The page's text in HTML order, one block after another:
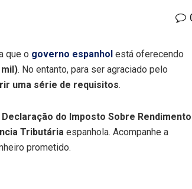
que o governo espanhol está oferecendo
. No entanto, para ser agraciado pelo
uma série de requisitos.
Declaração do Imposto Sobre Rendimento
Tributária espanhola. Acompanhe a
prometido.